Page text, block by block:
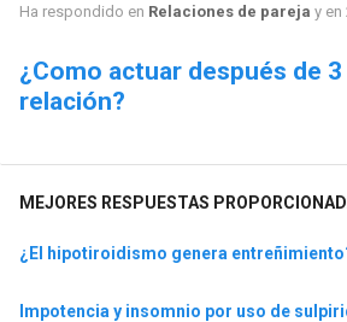
Ha respondido en Relaciones de pareja y en
¿Como actuar después de
relación?
MEJORES RESPUESTAS
¿El hipotiroidismo genera
Impotencia y insomnio por uso de